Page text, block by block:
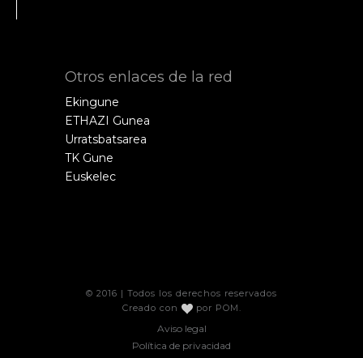
Otros enlaces de la red
Ekingune
ETHAZI Gunea
Urratsbatsarea
TK Gune
Euskelec
© 2016 | Todos los derechos reservados
Creado con
por POM .
Aviso legal
Política de privacidad